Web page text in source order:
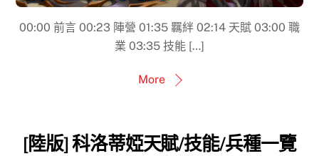
00:00​ 前言 00:23 陣營 01:35 羈絆 02:14 天賦 03:00 職
業 03:35 技能 […]
More
[陸版] 科洛蒂婭天賦/技能/兵種一覽